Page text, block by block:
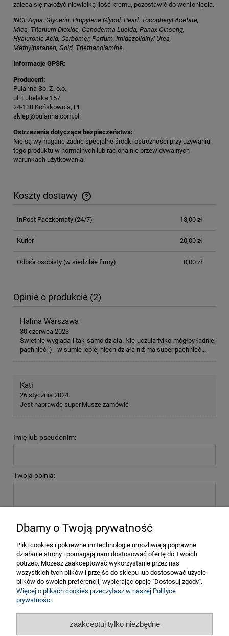
zaleca się nałożyć niewielką ilość kremu, pozostawić do wchłonięcia.
INCI: Aqua, Glycerin, Propylene Glycol, Pearl, Tocopheryl Acetate,
Mica, Titanium Dioxide, Ganoderma Lucida, Panax Ginseng,
Hyaluronic Acid, Carbomer, Parfum, Imidazolidinyl Urea,
Methylparaben, Gold, Triethanolamine.
Informacje GPSR:
Producent:
Pulanna Sp. Z. o.o.
ul. Lubelska 157
24-130 Końskowola, PL
sklep@pulanna.com.pl
Ostrzeżenia dotyczące bezpieczeństwa:
Nie są wymagane żadne specjalne środki ostrożności przy używaniu
tego produktu w normalnych lub racjonalnie przewidywalnych
warunkach użytkowania.
Koszty dostawy
Cena nie zawiera ewentualnych kosztów płatności
InPost Paczkomaty (24/7) 18,00 zł
Kurier 20,00 zł
Odbiór osobisty(w siedzibie firmy) 0,00 zł
Opinie o produkcie (2)
Halina Warszawa
30 czerwca 2023
Świetnie wygląda i tak samo działa. Nie uczula tylko mógłby ładniej
pachnieć :) - w sumie lepiej niech działa niż ma super pachnieć...
Kati
26 stycznia 2024
Jest naprawdę super.Musze zamówić
Imię lub pseudonim:
Twoja opinia:
wyślij
Pomoc
Dbamy o Twoją prywatność
Pliki cookies i pokrewne im technologie umożliwiają poprawne
działanie strony i pomagają nam dostosować ofertę do Twoich
potrzeb. Możesz zaakceptować wykorzystanie przez nas
wszystkich tych plików i przejść do sklepu lub dostosować użycie
plików do swoich preferencji, wybierając opcję "Dostosuj zgody".
Więcej o plikach cookies przeczytasz w naszej Polityce
prywatności.
zaakceptuj tylko niezbędne